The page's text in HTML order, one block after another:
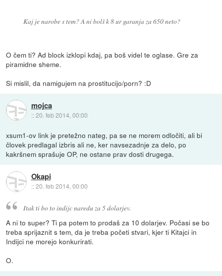
Kaj je narobe s tem? A ni bolš k 8 ur garanja za 650 neto?
O čem ti? Ad block izklopi kdaj, pa boš videl te oglase. Gre za
piramidne sheme.
Si mislil, da namigujem na prostitucijo/porn? :D
mojca
::20. feb 2014, 00:00
xsum1-ov link je pretežno nateg, pa se ne morem odločiti, ali bi
človek predlagal izbris ali ne, ker navsezadnje za delo, po
kakršnem sprašuje OP, ne ostane prav dosti drugega.
Okapi
::20. feb 2014, 00:00
Itak ti bo to indijc naredu za 5 dolarjev.
A ni to super? Ti pa potem to prodaš za 10 dolarjev. Počasi se bo
treba sprijaznit s tem, da je treba početi stvari, kjer ti Kitajci in
Indijci ne morejo konkurirati.
O.